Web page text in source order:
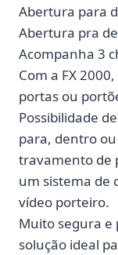
Abertura para
Abertura pra
Acompanha 3
Com a FX
portas ou
Possibilidade
para, dentro
travamento de
um sistema de
vídeo porteiro.
Muito segura e
solução ideal